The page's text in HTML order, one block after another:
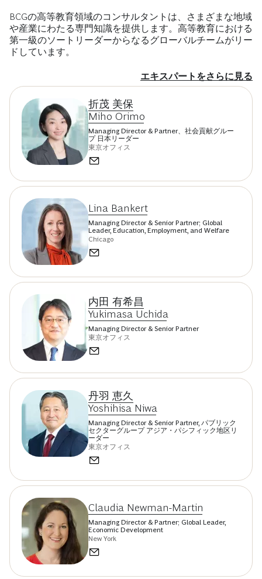
BCGの高等教育領域のコンサルタントは、さまざまな地域
や産業にわたる専門知識を提供します。高等教育における
第一級のソートリーダーからなるグローバルチームがリー
ドしています。
エキスパートをさらに見る
折茂 美保
Miho Orimo
Managing Director & Partner、社会貢献グルー
プ 日本リーダー
東京オフィス
Lina Bankert
Managing Director & Senior Partner; Global
Leader, Education, Employment, and Welfare
Chicago
内田 有希昌
Yukimasa Uchida
Managing Director & Senior Partner
東京オフィス
丹羽 恵久
Yoshihisa Niwa
Managing Director & Senior Partner, パブリック
セクターグループ アジア・パシフィック地区リ
ーダー
東京オフィス
Claudia Newman-Martin
Managing Director & Partner; Global Leader,
Economic Development
New York